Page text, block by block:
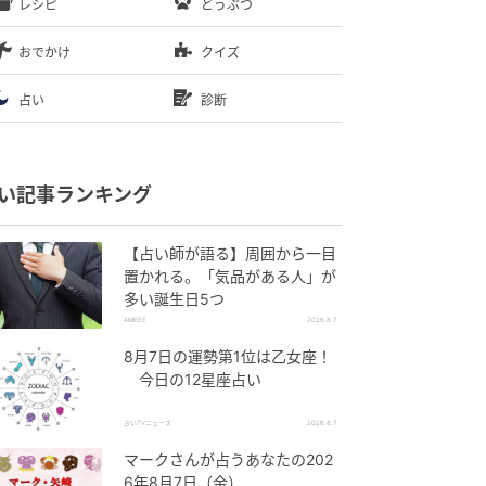
レシピ どうぶつ
おでかけ クイズ
占い 診断
記事ランキング
【占い師が語る】周囲から一目
置かれる。「気品がある人」が
多い誕生日5つ
4MEEE 2026.8.7
8月7日の運勢第1位は乙女座！
今日の12星座占い
占いTVニュース 2026.8.7
マークさんが占うあなたの202
6年8月7日（金）